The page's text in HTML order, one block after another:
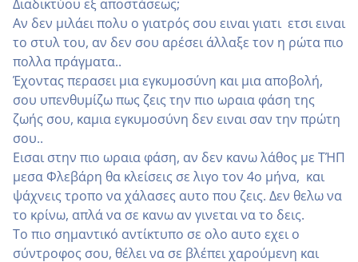
Διαδικτύου εξ αποστάσεως;
Αν δεν μιλάει πολυ ο γιατρός σου ειναι γιατι ετσι ειναι
το στυλ του, αν δεν σου αρέσει άλλαξε τον η ρώτα πιο
πολλα πράγματα..
Έχοντας περασει μια εγκυμοσύνη και μια αποβολή,
σου υπενθυμίζω πως ζεις την πιο ωραια φάση της
ζωής σου, καμια εγκυμοσύνη δεν ειναι σαν την πρώτη
σου..
Εισαι στην πιο ωραια φάση, αν δεν κανω λάθος με ΤΉΠ
μεσα Φλεβάρη θα κλείσεις σε λιγο τον 4ο μήνα, και
ψάχνεις τροπο να χάλασες αυτο που ζεις. Δεν θελω να
το κρίνω, απλά να σε κανω αν γινεται να το δεις.
Το πιο σημαντικό αντίκτυπο σε ολο αυτο εχει ο
σύντροφος σου, θέλει να σε βλέπει χαρούμενη και